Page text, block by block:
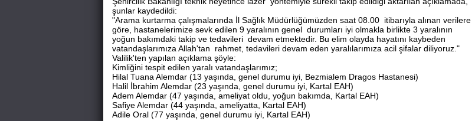
şunlar kaydedildi:
"Arama kurtarma çalışmalarında İl Sağlık Müdürlüğümüzden saat 08.00 itibarıyla alınan verilere
göre, hastanelerimize sevk edilen 9 yaralının genel durumları iyi olmakla birlikte 3 yaralının
yoğun bakımdaki takip ve tedavileri devam etmektedir. Bu elim olayda hayatını kaybeden
vatandaşlarımıza Allah'tan rahmet, tedavileri devam eden yaralılarımıza acil şifalar diliyoruz."
Valilik'ten yapılan açıklama şöyle:
Kimliğini tespit edilen yaralı vatandaşlarımız;
Hilal Tuana Alemdar (13 yaşında, genel durumu iyi, Bezmialem Dragos Hastanesi)
Halil İbrahim Alemdar (23 yaşında, genel durumu iyi, Kartal EAH)
Adem Alemdar (47 yaşında, ameliyat oldu, yoğun bakımda, Kartal EAH)
Safiye Alemdar (44 yaşında, ameliyatta, Kartal EAH)
Adile Oral (77 yaşında, genel durumu iyi, Kartal EAH)